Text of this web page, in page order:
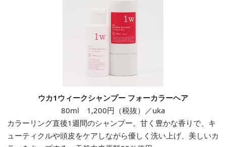
ウカ1ウィークシャンプー フォーカラーヘア
80ml 1,200円（税抜）／uka
カラーリング直後1週間のシャンプー。甘く豊かな香りで、キ
ューティクルや頭皮をケアしながら優しく洗い上げ、美しいカ